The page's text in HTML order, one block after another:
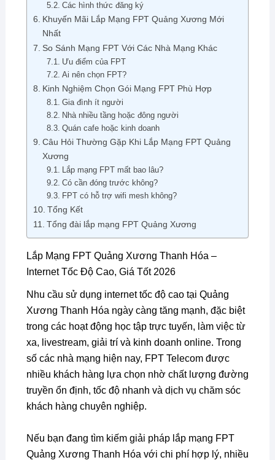
Các hình thức đăng ký
Khuyến Mãi Lắp Mạng FPT Quảng Xương Mới
Nhất
So Sánh Mạng FPT Với Các Nhà Mạng Khác
Ưu điểm của FPT
Ai nên chọn FPT?
Kinh Nghiệm Chọn Gói Mạng FPT Phù Hợp
Gia đình ít người
Nhà nhiều tầng hoặc đông người
Quán cafe hoặc kinh doanh
Câu Hỏi Thường Gặp Khi Lắp Mạng FPT Quảng
Xương
Lắp mạng FPT mất bao lâu?
Có cần đóng trước không?
FPT có hỗ trợ wifi mesh không?
Tổng Kết
Tổng đài lắp mạng FPT Quảng Xương
Lắp Mạng FPT Quảng Xương Thanh Hóa –
Internet Tốc Độ Cao, Giá Tốt 2026
Nhu cầu sử dụng internet tốc độ cao tại Quảng
Xương Thanh Hóa ngày càng tăng mạnh, đặc biệt
trong các hoạt động học tập trực tuyến, làm việc từ
xa, livestream, giải trí và kinh doanh online. Trong
số các nhà mạng hiện nay, FPT Telecom được
nhiều khách hàng lựa chọn nhờ chất lượng đường
truyền ổn định, tốc độ nhanh và dịch vụ chăm sóc
khách hàng chuyên nghiệp.
Nếu bạn đang tìm kiếm giải pháp lắp mạng FPT
Quảng Xương Thanh Hóa với chi phí hợp lý, nhiều